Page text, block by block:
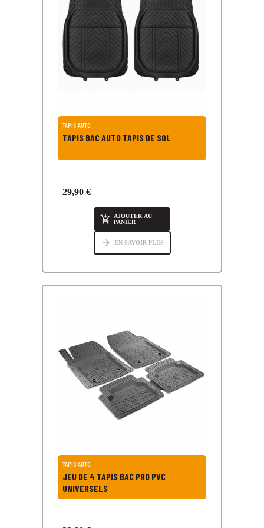
TAPIS AUTO
TAPIS BAC AUTO TAPIS DE SOL
29,90 €

AJOUTER AU
PANIER
arrow_forward EN SAVOIR PLUS
TAPIS AUTO
JEU DE 4 TAPIS BAC PRO PVC
UNIVERSELS